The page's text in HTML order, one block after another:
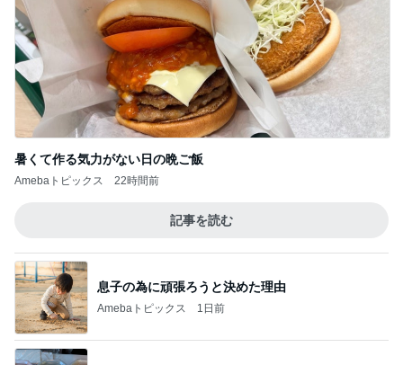
暑くて作る気力がない日の晩ご飯
Amebaトピックス 22時間前
記事を読む
息子の為に頑張ろうと決めた理由
Amebaトピックス 1日前